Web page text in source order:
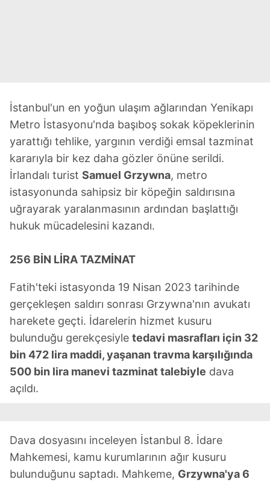
İstanbul'un en yoğun ulaşım ağlarından Yenikapı
Metro İstasyonu'nda başıboş sokak köpeklerinin
yarattığı tehlike, yargının verdiği emsal tazminat
kararıyla bir kez daha gözler önüne serildi.
İrlandalı turist Samuel Grzywna, metro
istasyonunda sahipsiz bir köpeğin saldırısına
uğrayarak yaralanmasının ardından başlattığı
hukuk mücadelesini kazandı.
256 BİN LİRA TAZMİNAT
Fatih'teki istasyonda 19 Nisan 2023 tarihinde
gerçekleşen saldırı sonrası Grzywna'nın avukatı
harekete geçti. İdarelerin hizmet kusuru
bulunduğu gerekçesiyle tedavi masrafları için 32
bin 472 lira maddi, yaşanan travma karşılığında
500 bin lira manevi tazminat talebiyle dava
açıldı.
Dava dosyasını inceleyen İstanbul 8. İdare
Mahkemesi, kamu kurumlarının ağır kusuru
bulunduğunu saptadı. Mahkeme, Grzywna'ya 6